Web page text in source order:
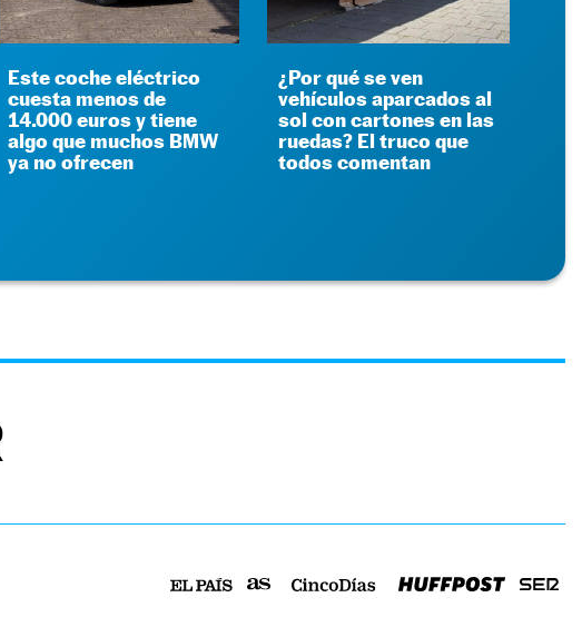
Este coche eléctrico
cuesta menos de
14.000 euros y tiene
algo que muchos BMW
ya no ofrecen
¿Por qué se ven
vehículos aparcados al
sol con cartones en las
ruedas? El truco que
todos comentan